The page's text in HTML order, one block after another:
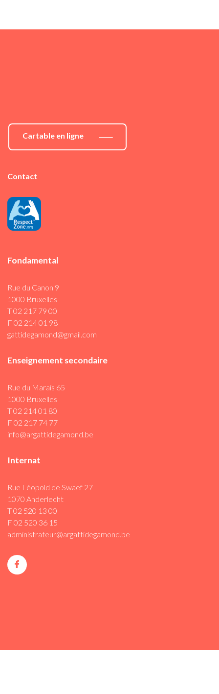
Cartable en ligne
Contact
Fondamental
Rue du Canon 9
1000 Bruxelles
T 02 217 79 00
F 02 214 01 98
gattidegamond@gmail.com
Enseignement secondaire
Rue du Marais 65
1000 Bruxelles
T 02 214 01 80
F 02 217 74 77
info@argattidegamond.be
Internat
Rue Léopold de Swaef 27
1070 Anderlecht
T 02 520 13 00
F 02 520 36 15
administrateur@argattidegamond.be